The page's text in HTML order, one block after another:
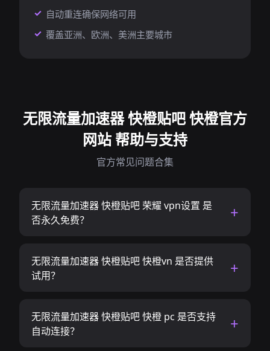
自动重连确保网络可用
覆盖亚洲、欧洲、美洲主要城市
无限流量加速器 快橙贴吧 快橙官方
网站 帮助与支持
官方常见问题合集
无限流量加速器 快橙贴吧 荣耀 vpn设置 是
否永久免费？
无限流量加速器 快橙贴吧 快橙vn 是否提供
试用？
无限流量加速器 快橙贴吧 快橙 pc 是否支持
自动连接？